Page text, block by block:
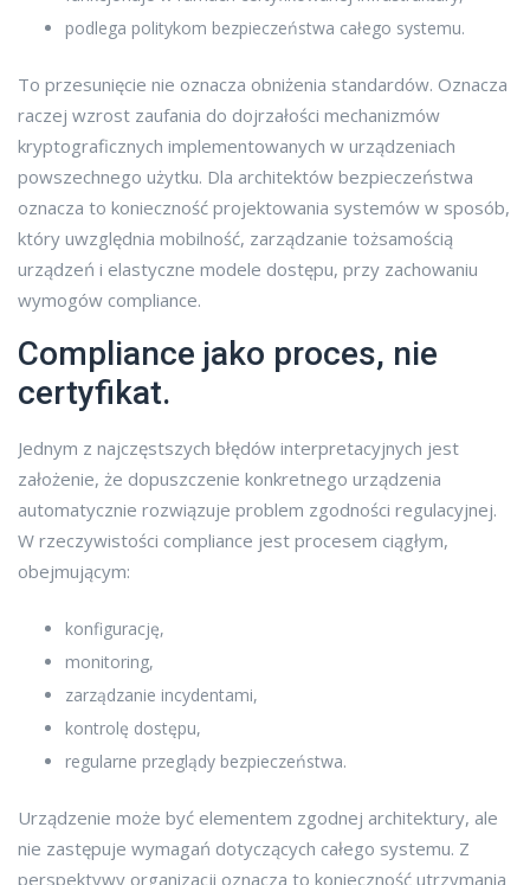
podlega politykom bezpieczeństwa całego systemu.
To przesunięcie nie oznacza obniżenia standardów. Oznacza
raczej wzrost zaufania do dojrzałości mechanizmów
kryptograficznych implementowanych w urządzeniach
powszechnego użytku. Dla architektów bezpieczeństwa
oznacza to konieczność projektowania systemów w sposób,
który uwzględnia mobilność, zarządzanie tożsamością
urządzeń i elastyczne modele dostępu, przy zachowaniu
wymogów compliance.
Compliance jako proces, nie
certyfikat.
Jednym z najczęstszych błędów interpretacyjnych jest
założenie, że dopuszczenie konkretnego urządzenia
automatycznie rozwiązuje problem zgodności regulacyjnej.
W rzeczywistości compliance jest procesem ciągłym,
obejmującym:
konfigurację,
monitoring,
zarządzanie incydentami,
kontrolę dostępu,
regularne przeglądy bezpieczeństwa.
Urządzenie może być elementem zgodnej architektury, ale
nie zastępuje wymagań dotyczących całego systemu. Z
perspektywy organizacji oznacza to konieczność utrzymania